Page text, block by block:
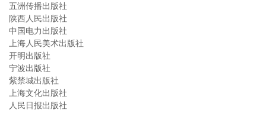
五洲传播出版社
陕西人民出版社
中国电力出版社
上海人民美术出版社
开明出版社
宁波出版社
紫禁城出版社
上海文化出版社
人民日报出版社